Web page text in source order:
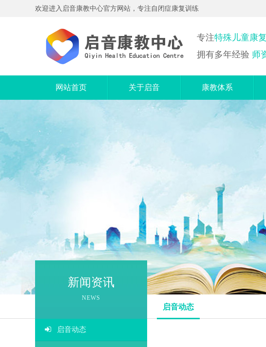
欢迎进入启音康教中心官方网站，专注自闭症康复训练
专注特殊儿童康复
拥有多年经验 师
网站首页 关于启音
服务范围
中心特色
康教体系
个训课
精细课
电脑课
语言课
融合教育
游戏课
感觉统合课
新闻资讯
NEWS
启音动态
启音动态